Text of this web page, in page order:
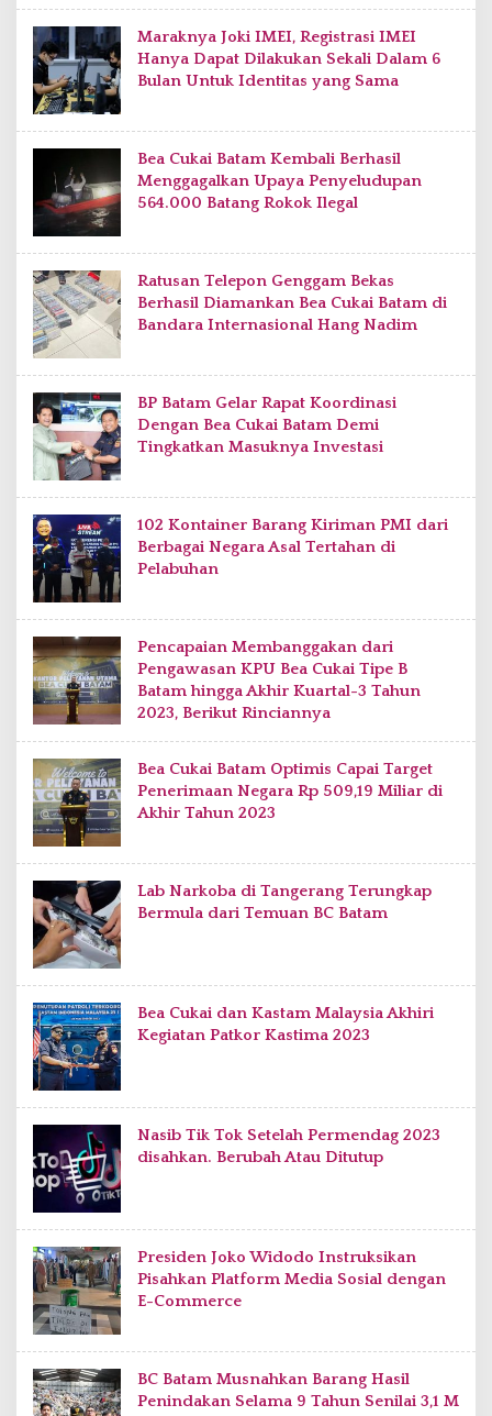
Maraknya Joki IMEI, Registrasi IMEI
Hanya Dapat Dilakukan Sekali Dalam 6
Bulan Untuk Identitas yang Sama
Bea Cukai Batam Kembali Berhasil
Menggagalkan Upaya Penyeludupan
564.000 Batang Rokok Ilegal
Ratusan Telepon Genggam Bekas
Berhasil Diamankan Bea Cukai Batam di
Bandara Internasional Hang Nadim
BP Batam Gelar Rapat Koordinasi
Dengan Bea Cukai Batam Demi
Tingkatkan Masuknya Investasi
102 Kontainer Barang Kiriman PMI dari
Berbagai Negara Asal Tertahan di
Pelabuhan
Pencapaian Membanggakan dari
Pengawasan KPU Bea Cukai Tipe B
Batam hingga Akhir Kuartal-3 Tahun
2023, Berikut Rinciannya
Bea Cukai Batam Optimis Capai Target
Penerimaan Negara Rp 509,19 Miliar di
Akhir Tahun 2023
Lab Narkoba di Tangerang Terungkap
Bermula dari Temuan BC Batam
Bea Cukai dan Kastam Malaysia Akhiri
Kegiatan Patkor Kastima 2023
Nasib Tik Tok Setelah Permendag 2023
disahkan. Berubah Atau Ditutup
Presiden Joko Widodo Instruksikan
Pisahkan Platform Media Sosial dengan
E-Commerce
BC Batam Musnahkan Barang Hasil
Penindakan Selama 9 Tahun Senilai 3,1 M